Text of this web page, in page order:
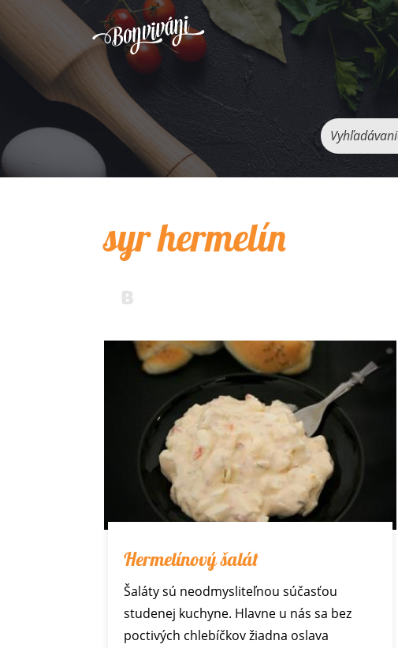
Vyhľadávanie
syr hermelín
Hermelínový šalát
Šaláty sú neodmysliteľnou súčasťou
studenej kuchyne. Hlavne u nás sa bez
poctivých chlebíčkov žiadna oslava